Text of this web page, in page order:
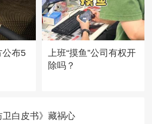
公布5
上班“摸鱼”公司有权开
除吗？
卫白皮书》藏祸心